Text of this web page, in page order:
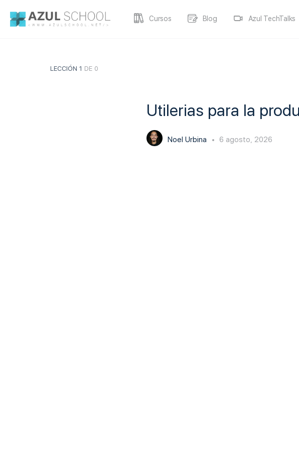
Cursos Blog Azul TechTalks
LECCIÓN 1 DE 0
Utilerias para la
Noel Urbina 6 agosto, 2026